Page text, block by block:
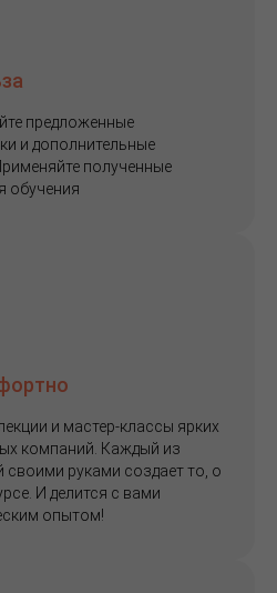
предложенные
и дополнительные
полученные
обучения
и мастер-классы ярких
компаний. Каждый из
своими руками создает то, о
И делится с вами
опытом!